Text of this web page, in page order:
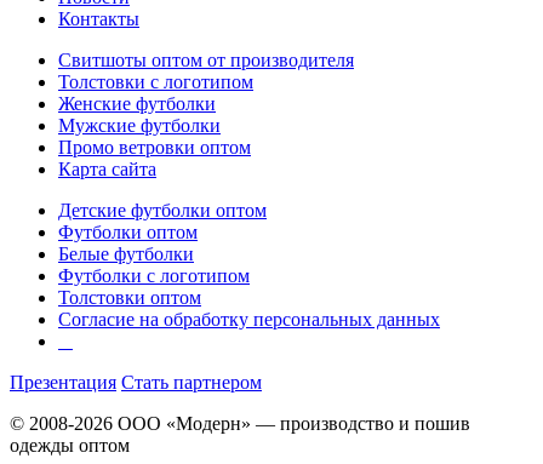
Контакты
Свитшоты оптом от производителя
Толстовки с логотипом
Женские футболки
Мужские футболки
Промо ветровки оптом
Карта сайта
Детские футболки оптом
Футболки оптом
Белые футболки
Футболки с логотипом
Толстовки оптом
Согласие на обработку персональных данных
Презентация Стать партнером
© 2008-2026 ООО «Модерн» — производство и пошив
одежды оптом